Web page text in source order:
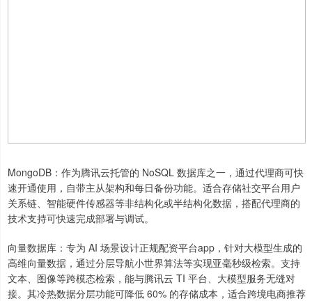
MongoDB：作为腾讯云托管的 NoSQL 数据库之一，通过代理商可快
速开通使用，自带主从架构和每日备份功能。适合存储社交平台用户
关系链、智能硬件传感器等非结构化或半结构化数据，搭配代理商的
技术支持可快速完成部署与调试。
向量数据库：专为 AI 场景设计正规配资平台app，针对大模型生成的
高维向量数据，通过分层导航小世界算法等实现亚毫秒级检索。支持
文本、图像等跨模态检索，能与腾讯云 TI 平台、大模型服务无缝对
接。其冷热数据分层功能可降低 60% 的存储成本，适合跨境电商推荐
沪深300 4694.44 +43.13 +0.93%